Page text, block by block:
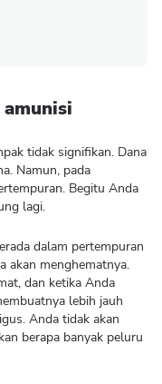
tidak signifikan. Dana
Namun, pada
Begitu Anda
lagi.
dalam pertempuran
akan menghematnya.
dan ketika Anda
lebih jauh
Anda tidak akan
berapa banyak peluru